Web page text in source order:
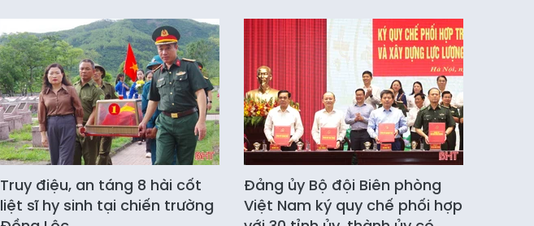
Truy điệu, an táng 8 hài cốt
liệt sĩ hy sinh tại chiến trường
Đảng ủy Bộ đội Biên phòng
Việt Nam ký quy chế phối hợp